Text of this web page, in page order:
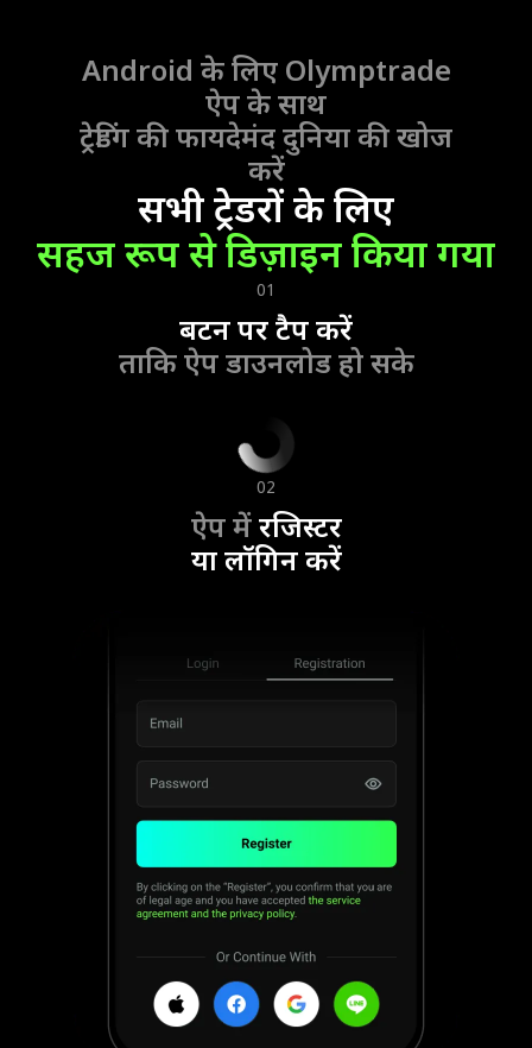
Android के लिए Olymptrade
ऐपके साथ
ट्रेडिंग की फायदेमंद दुनिया की खोज
करें
सभी ट्रेडरों के लिए
सहज रूप से डिज़ाइन किया गया
01
बटन पर टैप करें
ताकि ऐप डाउनलोड हो सके
02
ऐप मेंरजिस्टर
या लॉगिन करें